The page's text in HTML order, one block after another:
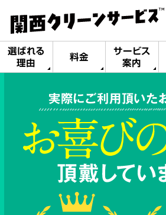
選ばれる
理由
料金
サービス
案内
実際にご利用頂いた